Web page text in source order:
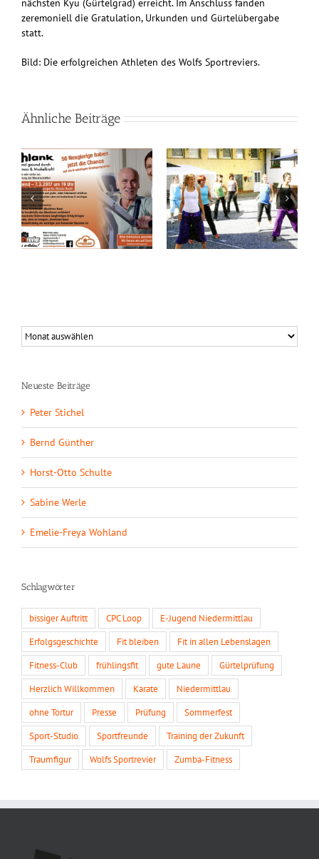
nächsten Kyu (Gürtelgrad) erreicht. Im Anschluss fanden
zeremoniell die Gratulation, Urkunden und Gürtelübergabe
statt.
Bild: Die erfolgreichen Athleten des Wolfs Sportreviers.
Ähnliche Beiträge
Sport, Musik und gute
Laune
„Wölfe“ glänzen mit
bissigem Auftritt
Neueste Beiträge
Peter Stichel
Bernd Günther
Horst-Otto Schulte
Sabine Werle
Emelie-Freya Wohland
Schlagwörter
bissiger Auftritt CPC Loop E-Jugend Niedermittlau
Erfolgsgeschichte Fit bleiben Fit in allen Lebenslagen
Fitness-Club frühlingsfit gute Laune Gürtelprüfung
Herzlich Willkommen Karate Niedermittlau
ohne Tortur Presse Prüfung Sommerfest
Sport-Studio Sportfreunde Training der Zukunft
Traumfigur Wolfs Sportrevier Zumba-Fitness